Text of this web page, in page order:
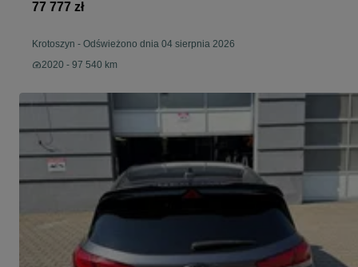
77 777 zł
Krotoszyn - Odświeżono dnia 04 sierpnia 2026
2020 - 97 540 km